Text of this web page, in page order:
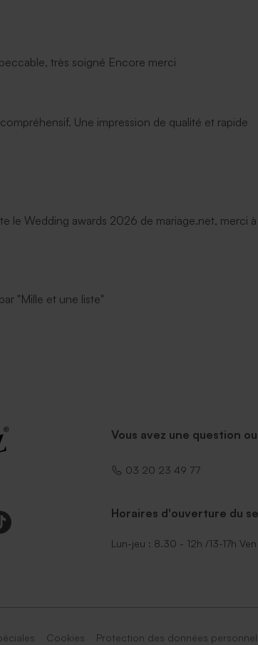
très soigné Encore merci
Une impression de qualité et rapide
le Wedding awards 2026 de mariage.net, merci
"Mille et une liste"
Vous avez une question
03 20 23 49 77
Horaires d'ouverture du
Lun-jeu : 8.30 - 12h /13-17h
Cookies Protection des données